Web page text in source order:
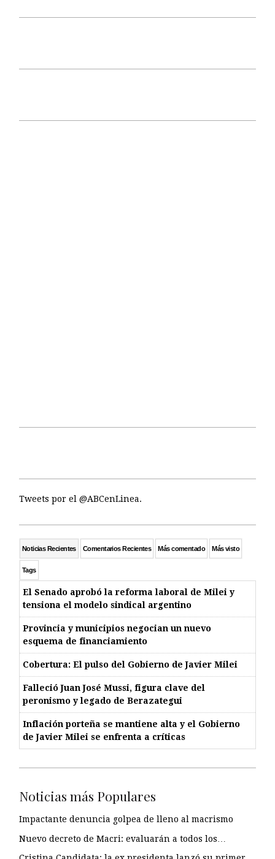
Tweets por el @ABCenLinea.
Noticias Recientes Comentarios Recientes Más comentado Más visto
Tags
El Senado aprobó la reforma laboral de Milei y
tensiona el modelo sindical argentino
Provincia y municipios negocian un nuevo
esquema de financiamiento
Cobertura: El pulso del Gobierno de Javier Milei
Falleció Juan José Mussi, figura clave del
peronismo y legado de Berazategui
Inflación porteña se mantiene alta y el Gobierno
de Javier Milei se enfrenta a críticas
Noticias más Populares
Impactante denuncia golpea de lleno al macrismo
Nuevo decreto de Macri: evaluarán a todos los…